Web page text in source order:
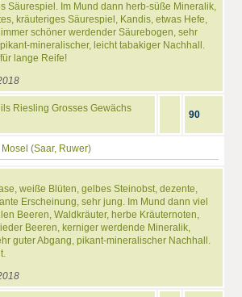
Säurespiel. Im Mund dann herb-süße Mineralik,
kräuteriges Säurespiel, Kandis, etwas Hefe,
schöner werdender Säurebogen, sehr
mineralischer, leicht tabakiger Nachhall.
lange Reife!
Riesling Grosses Gewächs
90
Mosel (Saar, Ruwer)
weiße Blüten, gelbes Steinobst, dezente,
Erscheinung, sehr jung. Im Mund dann viel
Beeren, Waldkräuter, herbe Kräuternoten,
Beeren, kerniger werdende Mineralik,
guter Abgang, pikant-mineralischer Nachhall.